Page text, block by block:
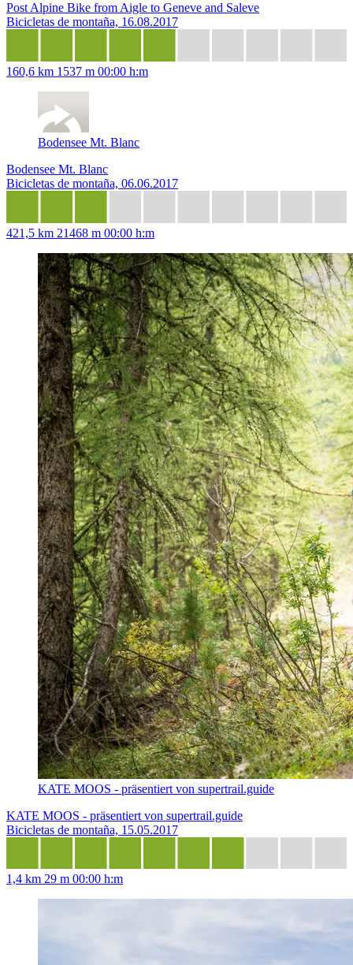
Post Alpine Bike from Aigle to Geneve and Saleve
Bicicletas de montaña, 16.08.2017
160,6 km 1537 m 00:00 h:m
Bodensee Mt. Blanc
Bodensee Mt. Blanc
Bicicletas de montaña, 06.06.2017
421,5 km 21468 m 00:00 h:m
KATE MOOS - präsentiert von supertrail.guide
KATE MOOS - präsentiert von supertrail.guide
Bicicletas de montaña, 15.05.2017
1,4 km 29 m 00:00 h:m